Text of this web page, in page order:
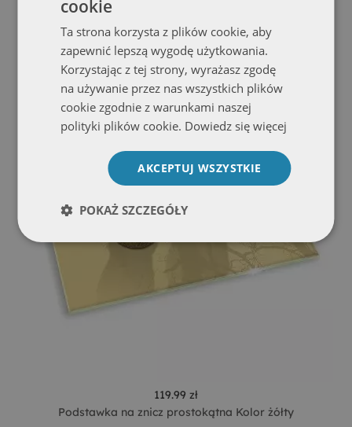
Zobacz ofertę
119.99 zł
Podstawka na znicz prostokątna Kolor żółty
cookie
Ta strona korzysta z plików cookie, aby
zapewnić lepszą wygodę użytkowania.
Korzystając z tej strony, wyrażasz zgodę
na używanie przez nas wszystkich plików
cookie zgodnie z warunkami naszej
polityki plików cookie. Dowiedz się więcej
AKCEPTUJ WSZYSTKIE
POKAŻ SZCZEGÓŁY